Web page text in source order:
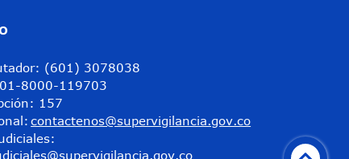
(601) 3078038
8000-119703
157
contactenos@supervigilancia.gov.co